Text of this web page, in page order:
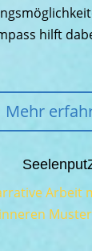
hilft
Mehr
Arbeit